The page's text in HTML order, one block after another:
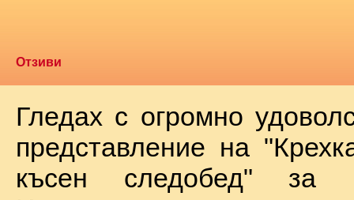
Отзиви
Гледах с огромно
представление на
късен следобед" за